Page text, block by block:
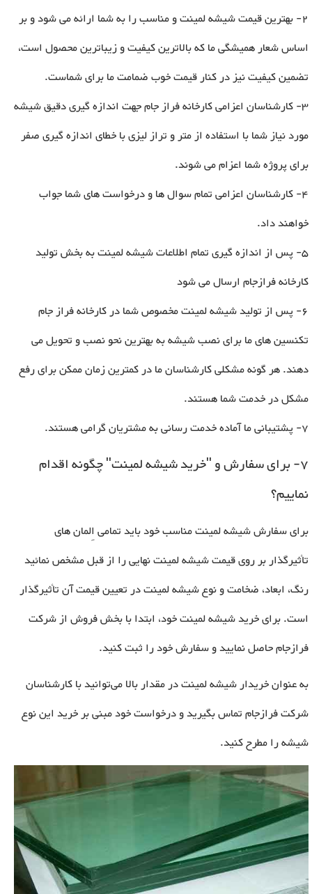
2- بهترین قیمت شیشه لمینت و مناسب را به شما ارائه می شود و بر
اساس شعار همیشگی ما که بالاترین کیفیت و زیباترین محصول است،
تضمین کیفیت نیز در کنار قیمت خوب ضمامت ما برای شماست.
3- کارشناسان اعزامی کارخانه فراز جام جهت اندازه گیری دقیق شیشه
مورد نیاز شما با استفاده از متر و تراز لیزی با خطای اندازه گیری صفر
برای پروژه شما اعزام می شوند.
4- کارشناسان اعزامی تمام سوال ها و درخواست های شما جواب
خواهند داد.
5- پس از اندازه گیری تمام اطلاعات شیشه لمینت به بخش تولید
کارخانه فرازجام ارسال می شود
6- پس از تولید شیشه لمینت مخصوص شما در کارخانه فراز جام
تکنسین های ما برای نصب شیشه به بهترین نحو نصب و تحویل می
دهند. هر گونه مشکلی کارشناسان ما در کمترین زمان ممکن برای رفع
مشکل در خدمت شما هستند.
7- پشتیبانی ما آماده خدمت رسانی به مشتریان گرامی هستند
.
7- برای سفارش و "خرید شیشه لمینت" چگونه اقدام
نماییم؟
برای سفارش شیشه لمینت مناسب خود باید تمامی اِلمان های
تأثیرگذار بر روی قیمت شیشه لمینت نهایی را از قبل مشخص نمائید
رنگ، ابعاد، ضخامت و نوع شیشه لمینت در تعیین قیمت آن تأثیرگذار
است.برای خرید شیشه لمینت خود، ابتدا با بخش فروش از شرکت
فرازجام حاصل نمایید و سفارش خود را ثبت کنید.
به عنوان خریدار شیشه لمینت در مقدار بالا می‌توانید با کارشناسان
شرکت فرازجام تماس بگیرید و درخواست خود مبنی بر خرید این نوع
شیشه را مطرح کنید.